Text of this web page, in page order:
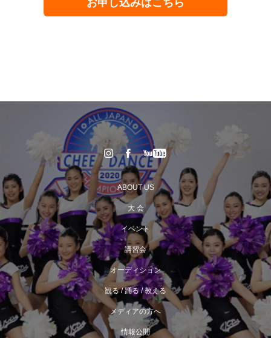
お申し込みはこちら
ABOUT US
大 会
イベント
講習会
オーディション
観る / 踊る / 教える
メディアの方へ
情報公開